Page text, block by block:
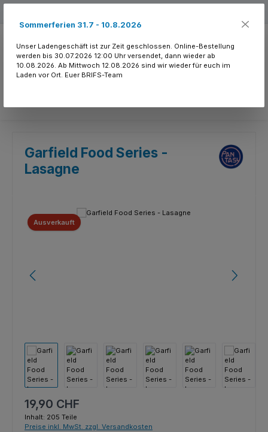
Garfield Food Series -
Lasagne
Bildergalerie überspringen
Ausverkauft
Regulärer Preis:
19,90 CHF
Inhalt: 205 Teile
Preise inkl. MwSt. zzgl. Versandkosten
Sommerferien 31.7 - 10.8.2026
Unser Ladengeschäft ist zur Zeit geschlossen. Online-Bestellung
werden bis 30.07.2026 12:00 Uhr versendet, dann wieder ab
10.08.2026. Ab Mittwoch 12.08.2026 sind wir wieder für euch im
Laden vor Ort. Euer BRIFS-Team